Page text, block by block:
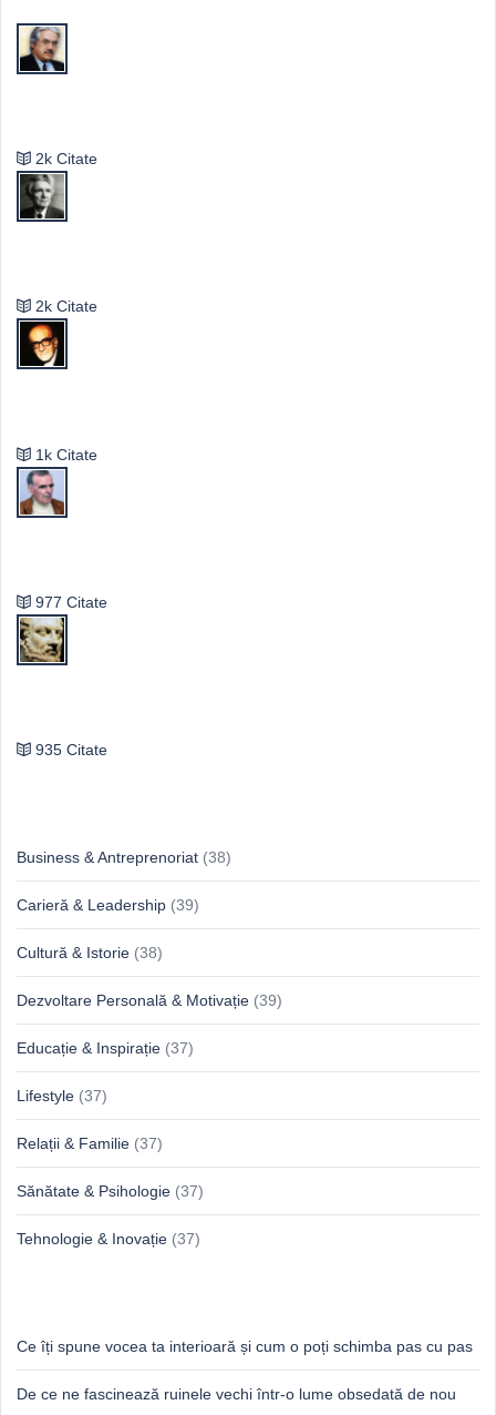
2k Citate
2k Citate
1k Citate
977 Citate
935 Citate
Business & Antreprenoriat (38)
Carieră & Leadership (39)
Cultură & Istorie (38)
Dezvoltare Personală & Motivație (39)
Educație & Inspirație (37)
Lifestyle (37)
Relații & Familie (37)
Sănătate & Psihologie (37)
Tehnologie & Inovație (37)
Ce îți spune vocea ta interioară și cum o poți schimba pas cu pas
De ce ne fascinează ruinele vechi într-o lume obsedată de nou